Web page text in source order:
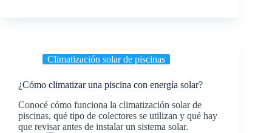
Climatización solar de piscinas
¿Cómo climatizar una piscina con energía solar?
Conocé cómo funciona la climatización solar de
piscinas, qué tipo de colectores se utilizan y qué hay
que revisar antes de instalar un sistema solar.